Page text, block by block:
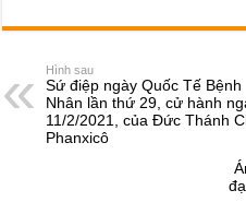
c
e
b
o
ss
e
n
g
at
s
A
p
Hình sau
Sứ điệp ngày Quốc Tế Bệnh
Nhân lần thứ 29, cử hành
11/2/2021, của Đức Thánh
Phanxicô